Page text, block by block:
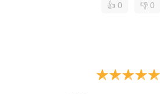
👍 0 👎 0